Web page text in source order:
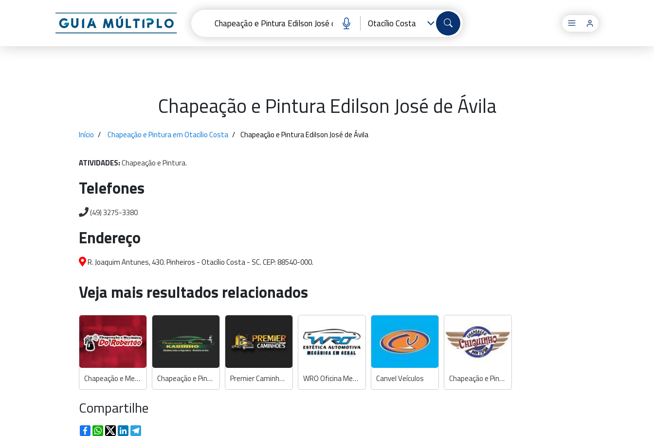
Chapeação e Pintura Edilson José de Ávila
Início Chapeação e Pintura em Otacílio Costa Chapeação e Pintura Edilson José de Ávila
ATIVIDADES:ChapeaçãoePintura.
Telefones
(49) 3275-3380
Endereço
R. Joaquim Antunes, 430. Pinheiros - Otacílio Costa - SC. CEP: 88540-000.
Veja mais resultados relacionados
Chapeação e Mecânica do Robertão Chapeação e Pintura Kabinho Premier Caminhões WRO Oficina Mecânica, Chapeação e Pintura Canvel Veículos Chapeação e Pintura Chiquinho
Compartilhe
FacebookWhatsApp
TwitterLinkedIn